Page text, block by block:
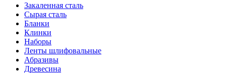
Закаленная сталь
Сырая сталь
Бланки
Клинки
Наборы
Ленты шлифовальные
Абразивы
Древесина